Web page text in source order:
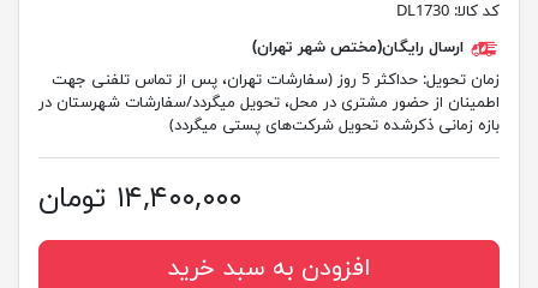
کد کالا: DL1730
ارسال رایگان(مختص شهر تهران)
زمان تحویل:
حداکثر 5 روز (سفارشات تهران، پس از تماس تلفنی جهت
اطمینان از حضور مشتری در محل، تحویل میگردد/سفارشات شهرستان در
بازه زمانی ذکرشده تحویل شرکت‌های پستی میگردد)
۱۴,۴۰۰,۰۰۰ تومان
افزودن به سبد خرید